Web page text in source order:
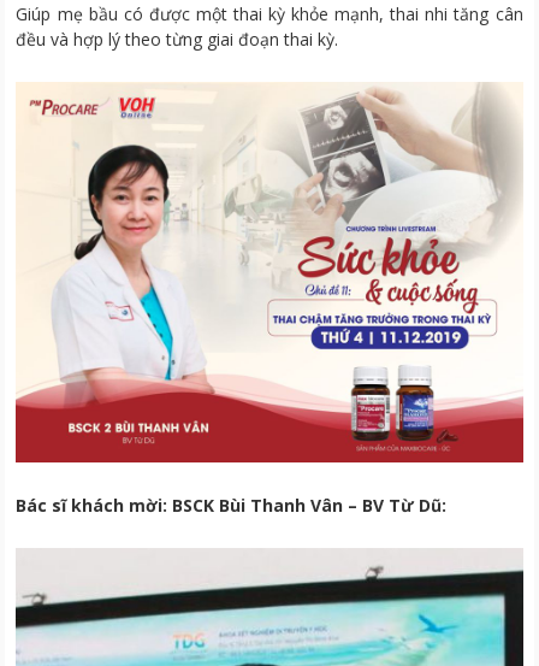
Giúp mẹ bầu có được một thai kỳ khỏe mạnh, thai nhi tăng cân
đều và hợp lý theo từng giai đoạn thai kỳ.
Bác sĩ khách mời: BSCK Bùi Thanh Vân – BV Từ Dũ: